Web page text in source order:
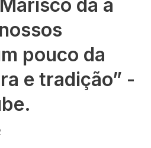
dá a
pouco da
e tradição” -